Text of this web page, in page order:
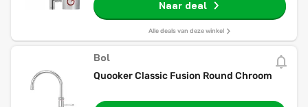
Naar deal
Alle deals van deze winkel
Bol
Quooker Classic Fusion Round Chroom